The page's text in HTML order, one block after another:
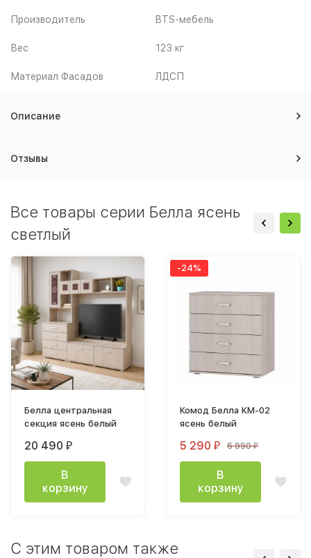
Производитель BTS-мебель
Вес 123 кг
Материал Фасадов ЛДСП
Описание
Отзывы
Все товары серии Белла ясень
светлый
Белла центральная
секция ясень белый
20 490 ₽
В
корзину
-24%
Комод Белла КМ-02
ясень белый
5 290 ₽ 6 990₽
В
корзину
C этим товаром также